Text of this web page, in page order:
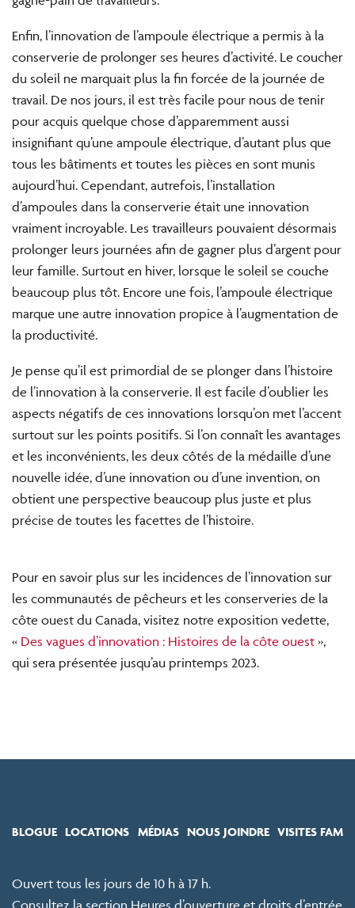
Enfin, l’innovation de l’ampoule électrique a permis à la
conserverie de prolonger ses heures d’activité. Le coucher
du soleil ne marquait plus la fin forcée de la journée de
travail. De nos jours, il est très facile pour nous de tenir
pour acquis quelque chose d’apparemment aussi
insignifiant qu’une ampoule électrique, d’autant plus que
tous les bâtiments et toutes les pièces en sont munis
aujourd’hui. Cependant, autrefois, l’installation
d’ampoules dans la conserverie était une innovation
vraiment incroyable. Les travailleurs pouvaient désormais
prolonger leurs journées afin de gagner plus d’argent pour
leur famille. Surtout en hiver, lorsque le soleil se couche
beaucoup plus tôt. Encore une fois, l’ampoule électrique
marque une autre innovation propice à l’augmentation de
la productivité.
Je pense qu’il est primordial de se plonger dans l’histoire
de l’innovation à la conserverie. Il est facile d’oublier les
aspects négatifs de ces innovations lorsqu’on met l’accent
surtout sur les points positifs. Si l’on connaît les avantages
et les inconvénients, les deux côtés de la médaille d’une
nouvelle idée, d’une innovation ou d’une invention, on
obtient une perspective beaucoup plus juste et plus
précise de toutes les facettes de l’histoire.
Pour en savoir plus sur les incidences de l’innovation sur
les communautés de pêcheurs et les conserveries de la
côte ouest du Canada, visitez notre exposition vedette,
« Des vagues d’innovation : Histoires de la côte ouest »,
qui sera présentée jusqu’au printemps 2023.
BLOGUE LOCATIONS MÉDIAS NOUS JOINDRE VISITES FAM
Ouvert tous les jours de 10 h à 17 h.
Consultez la section Heures d’ouverture et droits d’entrée